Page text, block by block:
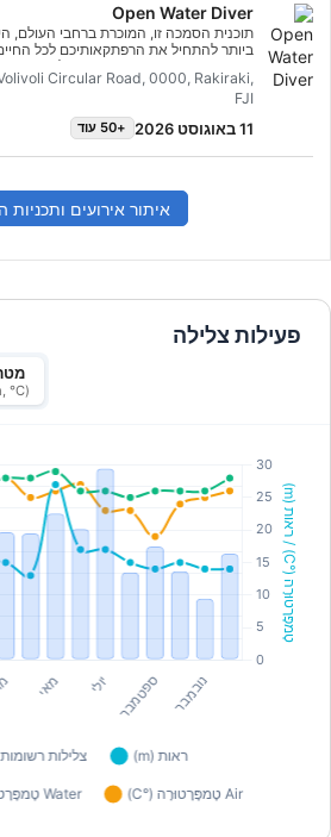
Open Water Diver
תוכנית הסמכה זו, המוכרת ברחבי העולם,
ביותר להתחיל את הרפתקאותיכם לכל
מוסמכים. ההדרכה האישית משולבת עם
להבטיח שתרכשו את הכישורים והניסיון
בנוח מתחת למים. תזכו בתעודת ההסמכה
ההכשרה לצוללי מים פתוחים של SSI.
Circular Road, 0000, Rakiraki,
FJI
11 באוגוסט 2026 +50 עוד
איתור אירועים ותכניות
פעילות צלילה
(m, °C)